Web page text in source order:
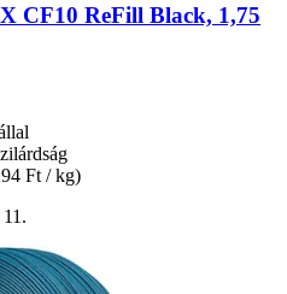
CF10 ReFill Black, 1,75
Ft / kg)